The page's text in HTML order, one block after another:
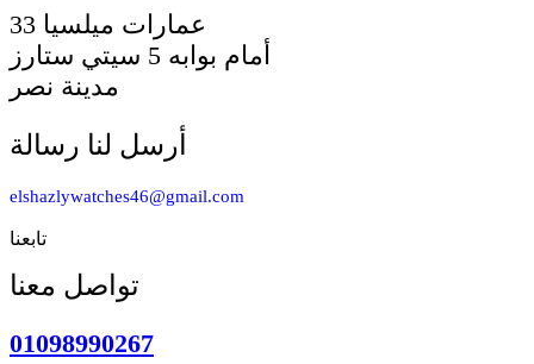
أمام بوابه 5 سيتي ستارز
مدينة نصر
أرسل لنا رسالة
elshazlywatches46@gmail.com
تابعنا
تواصل معنا
01098990267